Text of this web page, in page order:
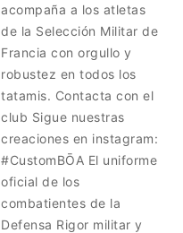
acompaña a los atletas
de la Selección Militar de
Francia con orgullo y
robustez en todos los
tatamis. Contacta con el
club Sigue nuestras
creaciones en instagram:
#CustomBŌA El uniforme
oficial de los
combatientes de la
Defensa Rigor militar y